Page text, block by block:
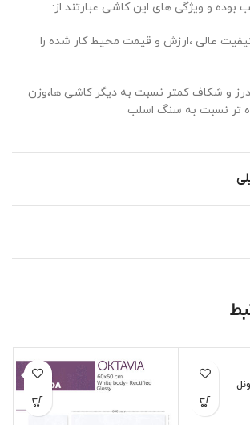
بوده و ویژگی های این کاشی عبارتند از:
عالی ،ارزش و قیمت محیط کار شده را
و شکاف کمتر نسبت به دیگر کاشی ها،وزن
تر نسبت به سنگ اسلب